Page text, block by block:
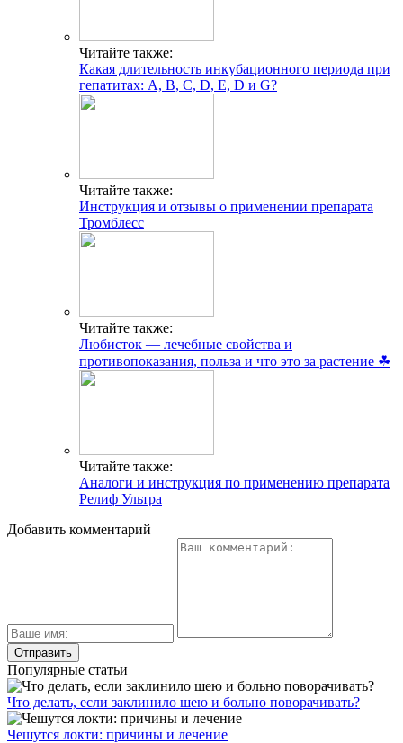
Читайте также:
Какая длительность инкубационного периода при
гепатитах: A, B, C, D, E, D и G?
Читайте также:
Инструкция и отзывы о применении препарата
Тромблесс
Читайте также:
Любисток — лечебные свойства и
противопоказания, польза и что это за растение ☘
Читайте также:
Аналоги и инструкция по применению препарата
Релиф Ультра
Добавить комментарий
Популярные статьи
Что делать, если заклинило шею и больно поворачивать?
Чешутся локти: причины и лечение